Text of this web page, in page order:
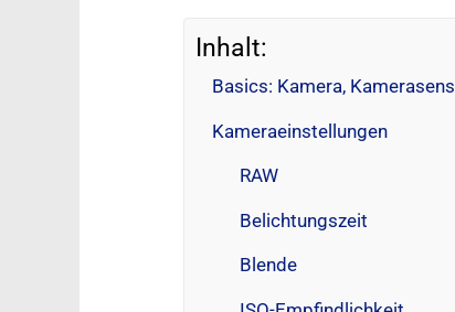
Inhalt:
Basics: Kamera,
Kameraeinstellungen
RAW
Belichtungszeit
Blende